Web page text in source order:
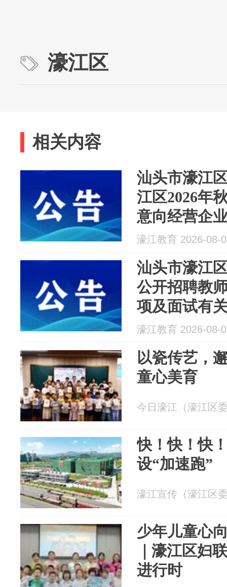
濠江区
相关内容
汕头市濠江
江区2026年
意向经营企
濠江教育 2026-08-
汕头市濠江
公开招聘教
项及面试有
濠江教育 2026-08-
以瓷传艺，
童心美育
今日濠江（濠江区
快！快！快
设“加速跑”
濠江宣传（濠江区
少年儿童心
｜濠江区妇
进行时